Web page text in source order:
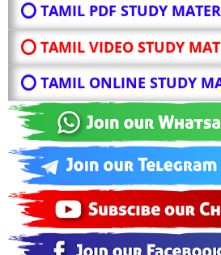
⭕ TAMIL PDF STUDY
⭕ TAMIL VIDEO STUDY
⭕ TAMIL ONLINE STUDY